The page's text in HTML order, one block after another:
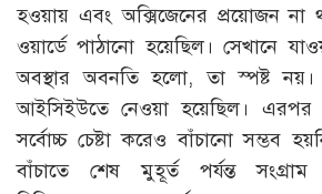
হওয়ায় এবং অক্সিজেনের প্রয়োজন না
ওয়ার্ডে পাঠানো হয়েছিল। সেখানে
অবস্থার অবনতি হলো, তা স্পষ্ট
আইসিইউতে নেওয়া হয়েছিল। এরপর
সর্বোচ্চ চেষ্টা করেও বাঁচানো সম্ভব
বাঁচাতে শেষ মুহূর্ত পর্যন্ত